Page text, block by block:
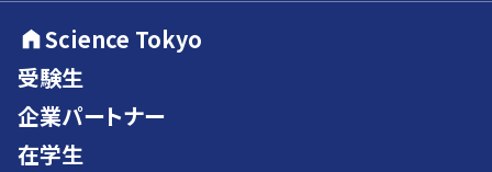
Science Tokyo
受験生
企業パートナー
在学生